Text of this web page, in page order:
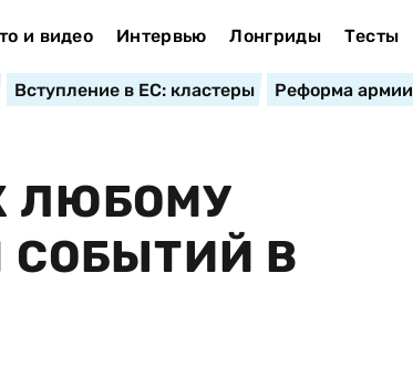
и видео Интервью Лонгриды Тесты
Вступление в ЕС: кластеры Реформа армии
ЛЮБОМУ
В